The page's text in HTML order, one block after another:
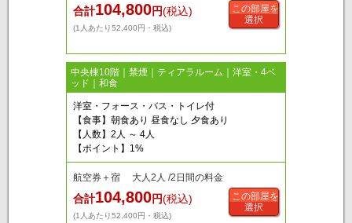
合計104,800円(税込)
(1人あたり52,400円・税込)
この部屋を
選択
中央棟10階｜禁煙｜ティアラルーム｜洋室・4ベ
ッド｜和食
洋室・フォース・バス・トイレ付
【食事】朝食あり 昼食なし 夕食あり
【人数】2人 ～ 4人
【ポイント】1%
航空券＋宿 大人2人 /2日間の料金
合計104,800円(税込)
(1人あたり52,400円・税込)
この部屋を
選択